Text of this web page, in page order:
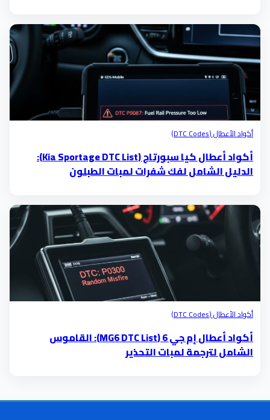
أكواد الأعطال (DTC Codes)
أكواد أعطال كيا سبورتاج (Kia Sportage DTC List):
الدليل الشامل لفك شفرات لمبات الطبلون
أكواد الأعطال (DTC Codes)
أكواد أعطال إم جي 6 (MG6 DTC List): القاموس
الشامل لترجمة لمبات التحذير